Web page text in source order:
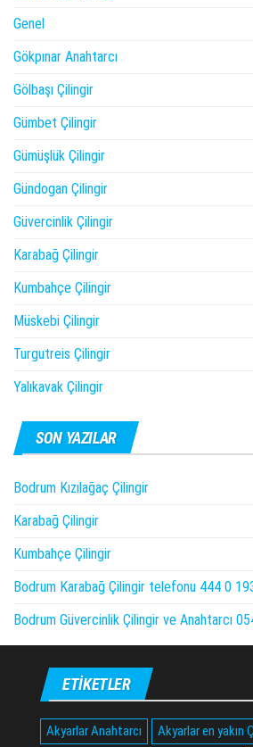
Genel
Gökpınar Anahtarcı
Gölbaşı Çilingir
Gümbet Çilingir
Gümüşlük Çilingir
Gündogan Çilingir
Güvercinlik Çilingir
Karabağ Çilingir
Kumbahçe Çilingir
Müskebi Çilingir
Turgutreis Çilingir
Yalıkavak Çilingir
SON YAZILAR
Bodrum Kızılağaç Çilingir
Karabağ Çilingir
Kumbahçe Çilingir
Bodrum Karabağ Çilingir telefonu 444 0
Bodrum Güvercinlik Çilingir ve Anahtarcı
ETIKETLER
Akyarlar Anahtarcı
Akyarlar en yakın